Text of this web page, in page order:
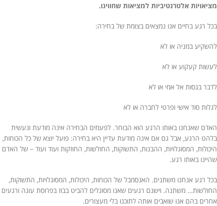
מציאויות אלטרנטיביות למציאות שחווינו.
בכל רגע בחיים אנו נמצאים בצומת של בחירה:
להשקיע במניה או לא
לעשות קעקוע או לא
לדבר בגסות אל אמי או לא
לגלות סוד אישי ופרטי לחברה או לא
האדם שאנחנו באותו הרגע הוא הבוחר. לפעמים הבחירה אינה מודעת ונעשית
בלהט הרגע, אבל גם אם אינה מודעת עדיין היא בחירה: פועל יוצא של כל הכוחות,
היכולות, המסוגלויות, ההבנות, התשוקות, החולשות, החוזקות ועוד ועוד – של האדם
שהיינו באותו רגע.
בכל רגע אנחנו משתנים. האנסמבל של הכוחות, היכולות, המסוגלויות, התשוקות,
החולשות… משתנה. וישנם רגעים שאנו מסוגלים להביט בבוז בפרוסת עוגה ורגעים
אחרים בהם אנו שואבים אותה לתוכנו בלי מעצורים.